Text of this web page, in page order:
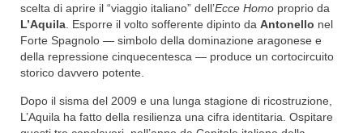
scelta di aprire il “viaggio italiano” dell’Ecce Homo proprio da
L’Aquila . Esporre il volto sofferente dipinto da Antonello nel
Forte Spagnolo — simbolo della dominazione aragonese e
della repressione cinquecentesca — produce un cortocircuito
storico davvero potente.
Dopo il sisma del 2009 e una lunga stagione di ricostruzione,
L’Aquila ha fatto della resilienza una cifra identitaria. Ospitare